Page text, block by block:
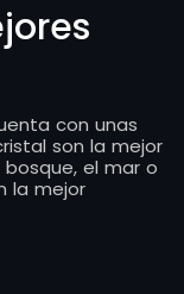
con unas
son la mejor
el mar o
la mejor